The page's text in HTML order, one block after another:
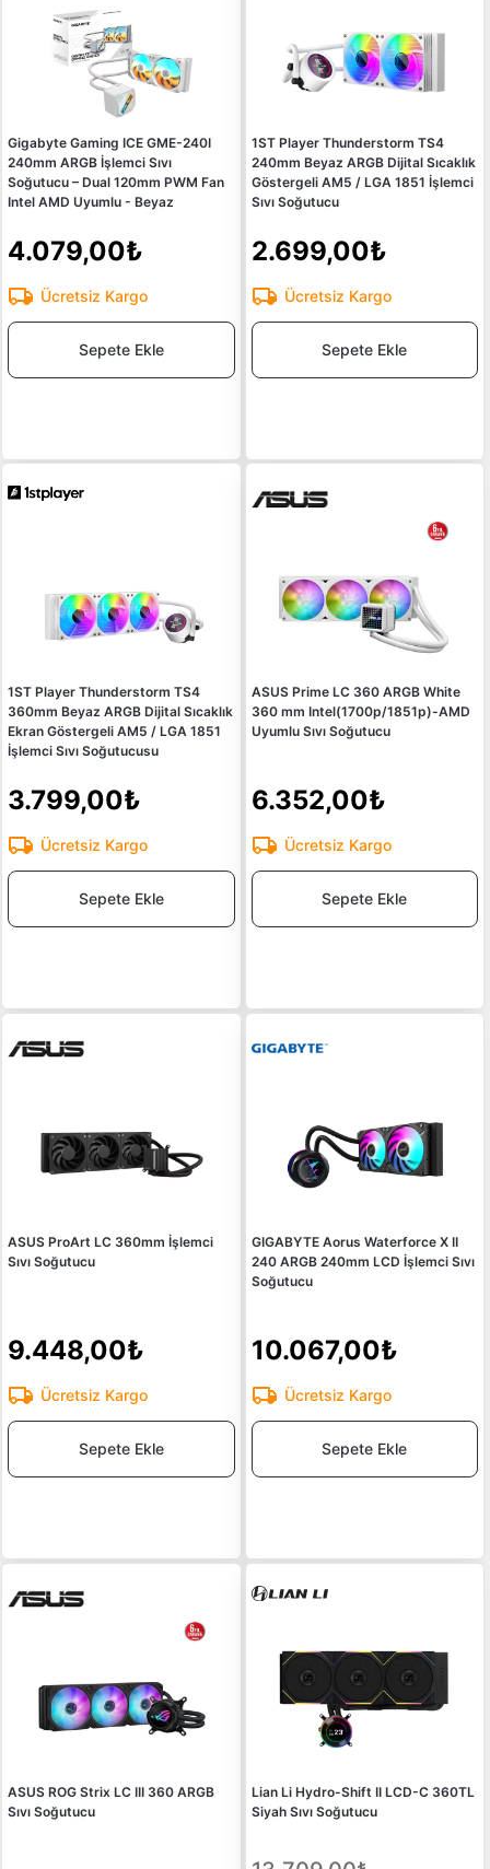
Gigabyte Gaming ICE GME-240I
240mm ARGB İşlemci Sıvı
Soğutucu – Dual 120mm PWM Fan
Intel AMD Uyumlu - Beyaz
4.079,00₺
Ücretsiz Kargo
Sepete Ekle
1ST Player Thunderstorm TS4
240mm Beyaz ARGB Dijital Sıcaklık
Göstergeli AM5 / LGA 1851 İşlemci
Sıvı Soğutucu
2.699,00₺
Ücretsiz Kargo
Sepete Ekle
1ST Player Thunderstorm TS4
360mm Beyaz ARGB Dijital Sıcaklık
Ekran Göstergeli AM5 / LGA 1851
İşlemci Sıvı Soğutucusu
3.799,00₺
Ücretsiz Kargo
Sepete Ekle
ASUS Prime LC 360 ARGB White
360 mm Intel(1700p/1851p)-AMD
Uyumlu Sıvı Soğutucu
6.352,00₺
Ücretsiz Kargo
Sepete Ekle
ASUS ProArt LC 360mm İşlemci
Sıvı Soğutucu
9.448,00₺
Ücretsiz Kargo
Sepete Ekle
GIGABYTE Aorus Waterforce X II
240 ARGB 240mm LCD İşlemci Sıvı
Soğutucu
10.067,00₺
Ücretsiz Kargo
Sepete Ekle
ASUS ROG Strix LC III 360 ARGB
Sıvı Soğutucu
Lian Li Hydro-Shift II LCD-C 360TL
Siyah Sıvı Soğutucu